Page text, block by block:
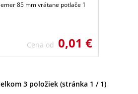
85 mm vrátane potlače 1
Cena od 0,01 €
3 položiek (stránka 1 / 1)